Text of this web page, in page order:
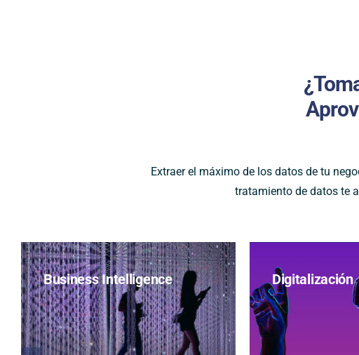
Extraer el máximo de los datos de tu
tratamiento de datos te
Business Intelligence Digitalización